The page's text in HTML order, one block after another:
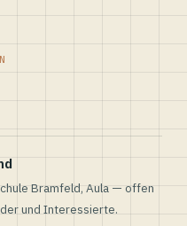
Bramfeld, Aula — offen
und Interessierte.